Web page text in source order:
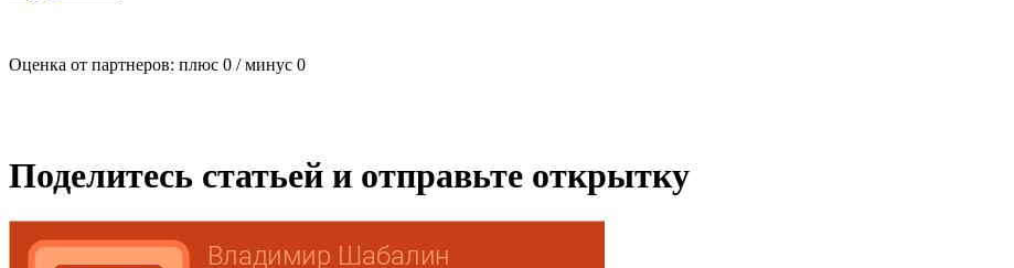
Оценка от партнеров: плюс 0 / минус 0
Поделитесь статьей и отправьте открытку